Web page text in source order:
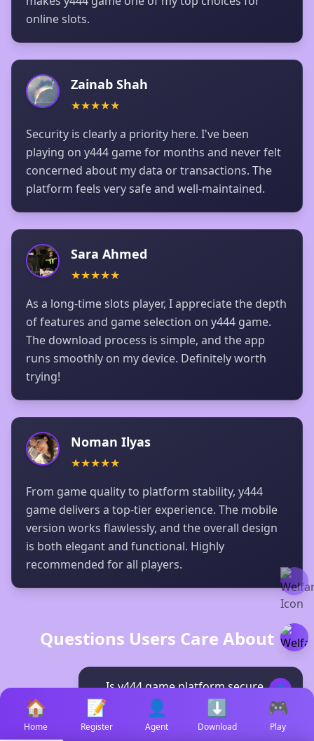
online slots.
Zainab Shah
★★★★★
Security is clearly a priority here. I've been
playing on y444 game for months and never felt
concerned about my data or transactions. The
platform feels very safe and well-maintained.
Sara Ahmed
★★★★★
As a long-time slots player, I appreciate the depth
of features and game selection on y444 game.
The download process is simple, and the app
runs smoothly on my device. Definitely worth
trying!
Noman Ilyas
★★★★★
From game quality to platform stability, y444
game delivers a top-tier experience. The mobile
version works flawlessly, and the overall design
is both elegant and functional. Highly
recommended for all players.
Questions Users Care About
Is y444 game platform secure
for transactions?
👤
🏠
Home
📝
Register
👤
Agent
⬇️
Download
🎮
Play